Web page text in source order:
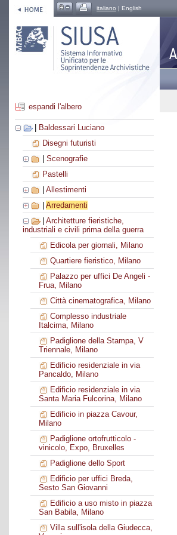
italiano | English
espandi l'albero
Baldessari Luciano
Disegni futuristi
Scenografie
Pastelli
Allestimenti
Arredamenti
Architetture fieristiche,
industriali e civili prima della guerra
Edicola per giornali, Milano
Quartiere fieristico, Milano
Palazzo per uffici De Angeli -
Frua, Milano
Città cinematografica, Milano
Complesso industriale
Italcima, Milano
Padiglione della Stampa, V
Triennale, Milano
Edificio residenziale in via
Pancaldo, Milano
Edificio residenziale in via
Santa Maria Fulcorina, Milano
Edificio in piazza Cavour,
Milano
Padiglione ortofrutticolo -
vinicolo, Expo, Bruxelles
Padiglione dello Sport
Edificio per uffici Breda,
Sesto San Giovanni
Edificio a uso misto in piazza
San Babila, Milano
Villa sull'isola della Giudecca,